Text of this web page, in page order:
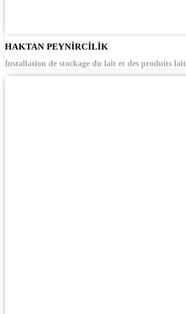
HAKTAN PEYNİRCİLİK
Installation de stockage du lait et des produits